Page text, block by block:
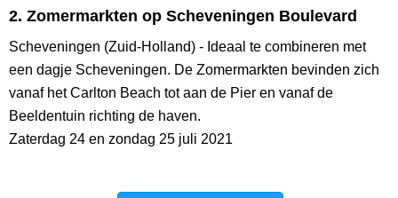
2. Zomermarkten op Scheveningen Boulevard
Scheveningen (Zuid-Holland) - Ideaal te combineren met
een dagje Scheveningen. De Zomermarkten bevinden zich
vanaf het Carlton Beach tot aan de Pier en vanaf de
Beeldentuin richting de haven.
Zaterdag 24 en zondag 25 juli 2021